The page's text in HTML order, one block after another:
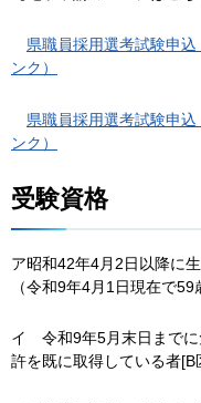
県職員採用選考試験申
ンク）
県職員採用選考試験申
ンク）
受験資格
ア昭和42年4月2日以降に
（令和9年4月1日現在で59
イ 令和9年5月末日まで
許を既に取得している者[B